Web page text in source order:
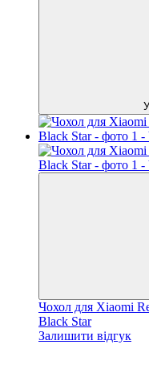
Чохол для Xiaomi
Black Star
Залишити відгук